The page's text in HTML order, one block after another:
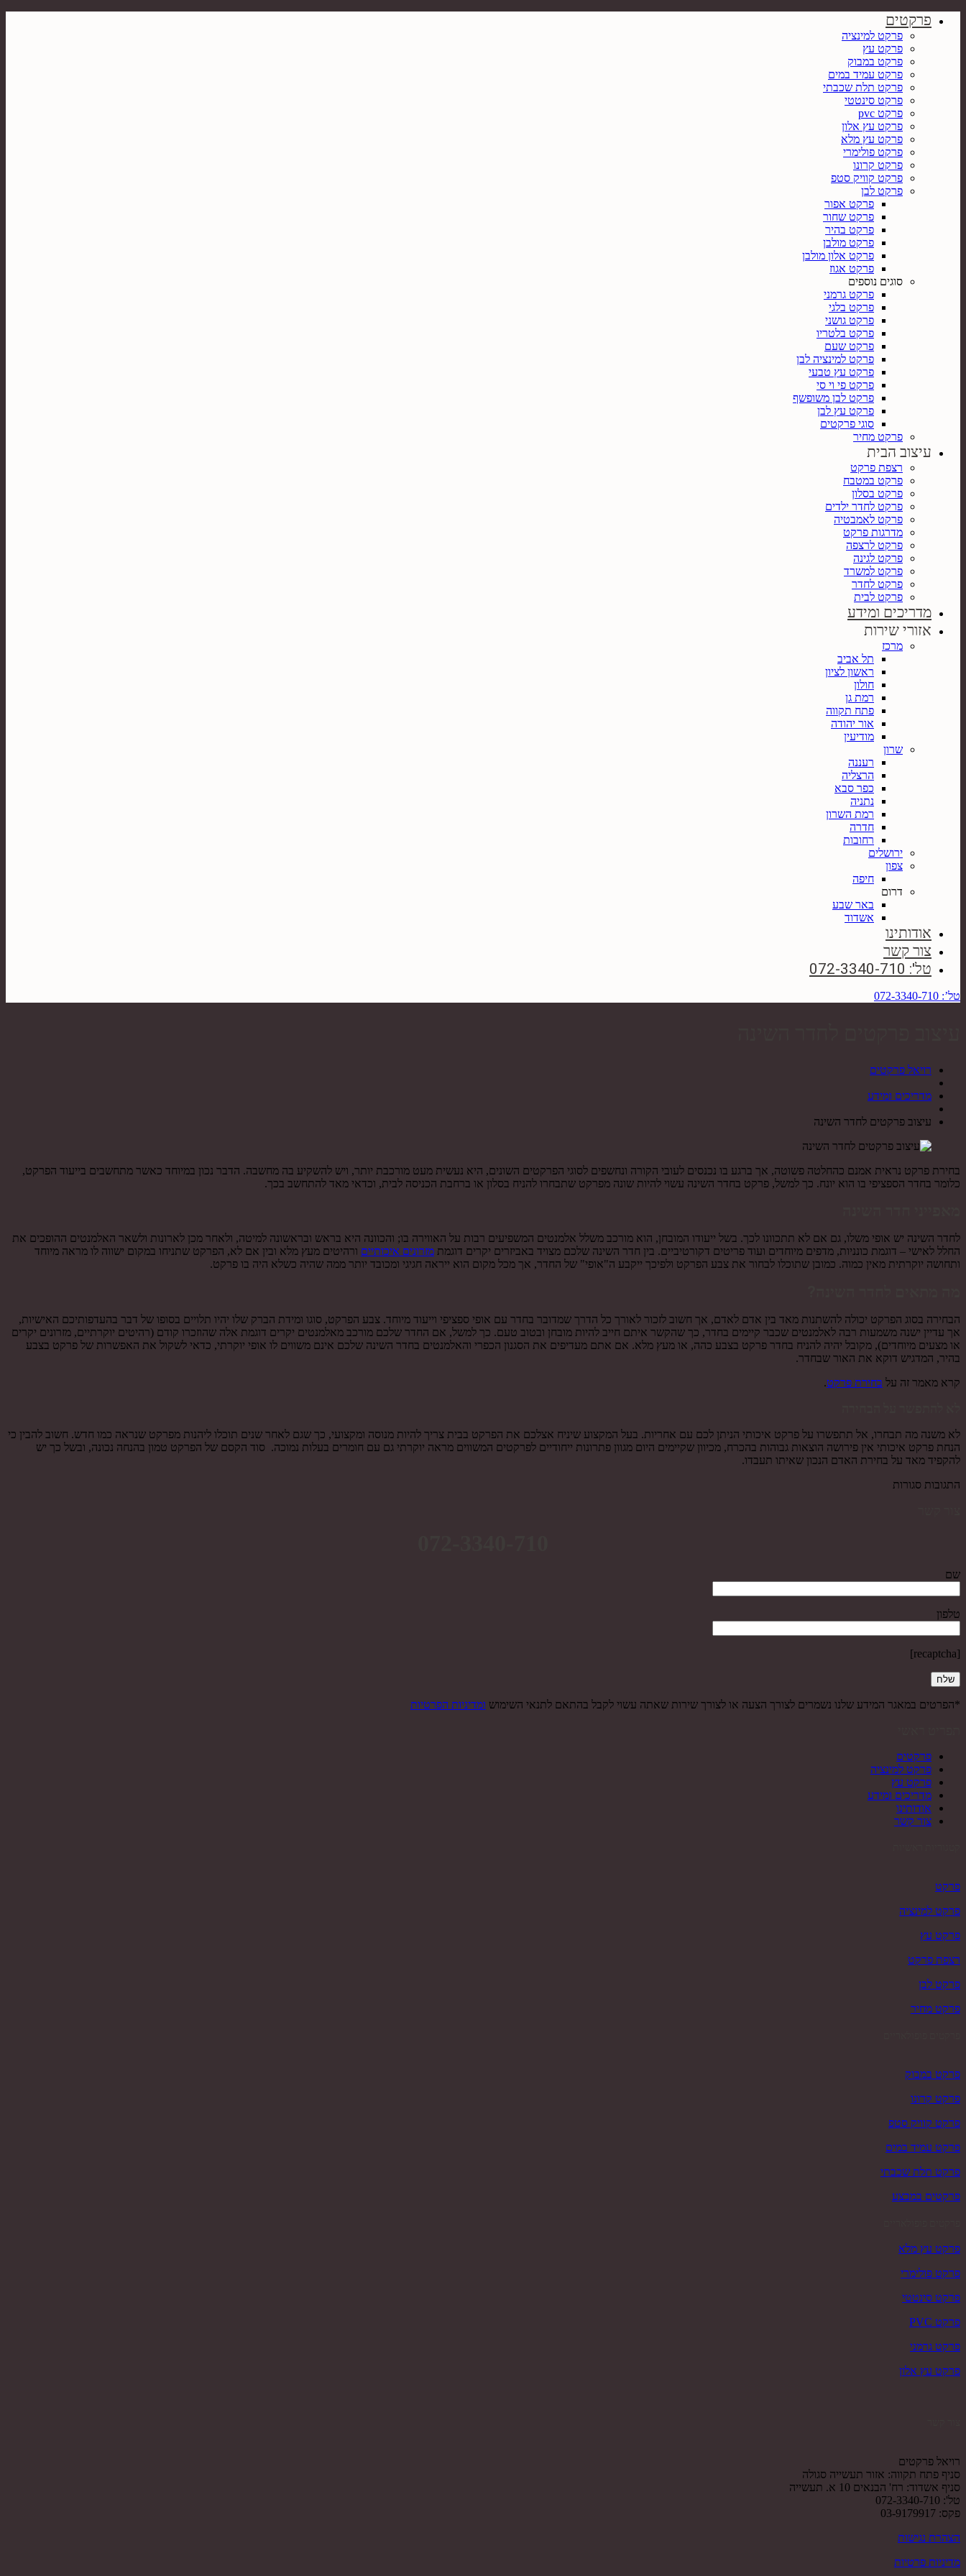
פרקטים
פרקט למינציה
פרקט עץ
פרקט במבוק
פרקט עמיד במים
פרקט תלת שכבתי
פרקט סינטטי
פרקט pvc
פרקט עץ אלון
פרקט עץ מלא
פרקט פולימרי
פרקט קרונו
פרקט קוויק סטפ
פרקט לבן
פרקט אפור
פרקט שחור
פרקט בהיר
פרקט מולבן
פרקט אלון מולבן
פרקט אגוז
סוגים נוספים
פרקט גרמני
פרקט בלגי
פרקט גושני
פרקט בלטריו
פרקט שעם
פרקט למינציה לבן
פרקט עץ טבעי
פרקט פי וי סי
פרקט לבן משופשף
פרקט עץ לבן
סוגי פרקטים
פרקט מחיר
עיצוב הבית
רצפת פרקט
פרקט במטבח
פרקט בסלון
פרקט לחדר ילדים
פרקט לאמבטיה
מדרגות פרקט
פרקט לרצפה
פרקט לגינה
פרקט למשרד
פרקט לחדר
פרקט לבית
מדריכים ומידע
אזורי שירות
מרכז
תל אביב
ראשון לציון
חולון
רמת גן
פתח תקווה
אור יהודה
מודיעין
שרון
רעננה
הרצליה
כפר סבא
נתניה
רמת השרון
חדרה
רחובות
ירושלים
צפון
חיפה
דרום
באר שבע
אשדוד
אודותינו
צור קשר
טל': 072-3340-710
טל’: 072-3340-710
רויאל פרקטים
מדריכים ומידע
עיצוב פרקטים לחדר השינה
בחירת פרקט נראית אמנם כהחלטה פשוטה, אך ברגע בו נכנסים לעובי הקורה ונחשפים לסוגי הפרקטים השונים, היא נעשית מעט מורכבת יותר, ויש להשקיע בה מחשבה. הדבר נכון במיוחד כאשר מתחשבים בייעוד הפרקט,
כלומר בחדר הספציפי בו הוא יונח. כך למשל, פרקט בחדר השינה עשוי להיות שונה מפרקט שתבחרו להניח בסלון או ברחבת הכניסה לבית, וכדאי מאד להתחשב בכך.
לחדר השינה יש אופי משלו, גם אם לא תתכוונו לכך. בשל ייעודו המובחן, הוא מורכב משלל אלמנטים המשפיעים רבות על האווירה בו; והכוונה היא בראש ובראשונה למיטה, ולאחר מכן לארונות ולשאר האלמנטים ההופכים את
החלל לאישי – דוגמת כונניות, מדפים מיוחדים ועוד פריטים דקורטיביים. בין חדר השינה שלכם מצויד באביזרים יקרים דוגמת מזרונים איכותיים ורהיטים מעץ מלא ובין אם לא, הפרקט שתניחו במקום ישווה לו מראה מיוחד
ותחושה יוקרתית מאין כמוה. כמובן שתוכלו לבחור את צבע הפרקט ולפיכך ייקבע ה"אופי" של החדר, אך מכל מקום הוא ייראה חגיגי ומכובד יותר ממה שהיה כשלא היה בו פרקט.
הבחירה בסוג הפרקט יכולה להשתנות מאד בין אדם לאדם, אך חשוב לזכור לאורך כל הדרך שמדובר בחדר עם אופי ספציפי וייעוד מיוחד. צבע הפרקט, סוגו ומידת הברק שלו יהיו תלויים בסופו של דבר בהעדפותיכם האישיות,
אך עדיין ישנה משמעות רבה לאלמנטים שכבר קיימים בחדר, כך שהקשר איתם חייב להיות מובחן ובטוב טעם. כך למשל, אם החדר שלכם מורכב מאלמנטים יקרים דוגמת אלה שהוזכרו קודם (רהיטים יוקרתיים, מזרונים יקרים
או מצעים מיוחדים), מקובל יהיה להניח בחדר פרקט בצבע כהה, או מעץ מלא. אם אתם מעדיפים את הסגנון הכפרי והאלמנטים בחדר השינה שלכם אינם משווים לו אופי יוקרתי, כדאי לשקול את האפשרות של פרקט בצבע
בהיר, המדגיש דוקא את האור שבחדר.
קרא מאמר זה על בחירת פרקט.
לא משנה מה תבחרו, אל תתפשרו על פרקט איכותי הניתן לכם עם אחריות. בעל המקצוע שיניח אצלכם את הפרקט בבית צריך להיות מנוסה ומקצועי, כך שגם לאחר שנים תוכלו ליהנות מפרקט שנראה כמו חדש. חשוב להבין כי
הנחת פרקט איכותי אין פירושה הוצאות גבוהות בהכרח, מכיוון שקיימים היום מגוון פתרונות ייחודיים לפרקטים המשווים מראה יוקרתי גם עם חומרים בעלות נמוכה. סוד הקסם של הפרקט טמון בהנחה נכונה, ובשל כך יש
להקפיד מאד על בחירת האדם הנכון שאיתו תעבדו.
התגובות סגורות
שם
טלפון
[recaptcha]
*הפרטים במאגר המידע שלנו נשמרים לצורך הצעה או לצורך שירות שאתה עשוי לקבל בהתאם לתנאי השימוש ומדיניות הפרטיות
פרקטים
פרקט למינציה
פרקט עץ
מדריכים ומידע
אודותינו
צור קשר
פרקט
פרקט למינציה
פרקט עץ
רצפת פרקט
פרקט לבן
פרקט מחיר
פרקט במבוק
פרקט קרונו
פרקט קוויק סטפ
פרקט עמיד במים
פרקט תלת שכבתי
פרקטים במבצע
פרקט עץ מלא
פרקט פולימרי
פרקט סינטטי
פרקט PVC
פרקט גרמני
פרקט עץ אלון
רויאל פרקטים
סניף פתח תקווה: אזור תעשייה סגולה
סניף אשדוד: רח' הבנאים 10 א. תעשייה
טל': 072-3340-710
פקס: 03-9179917
הצהרת נגישות
מדיניות פרטיות